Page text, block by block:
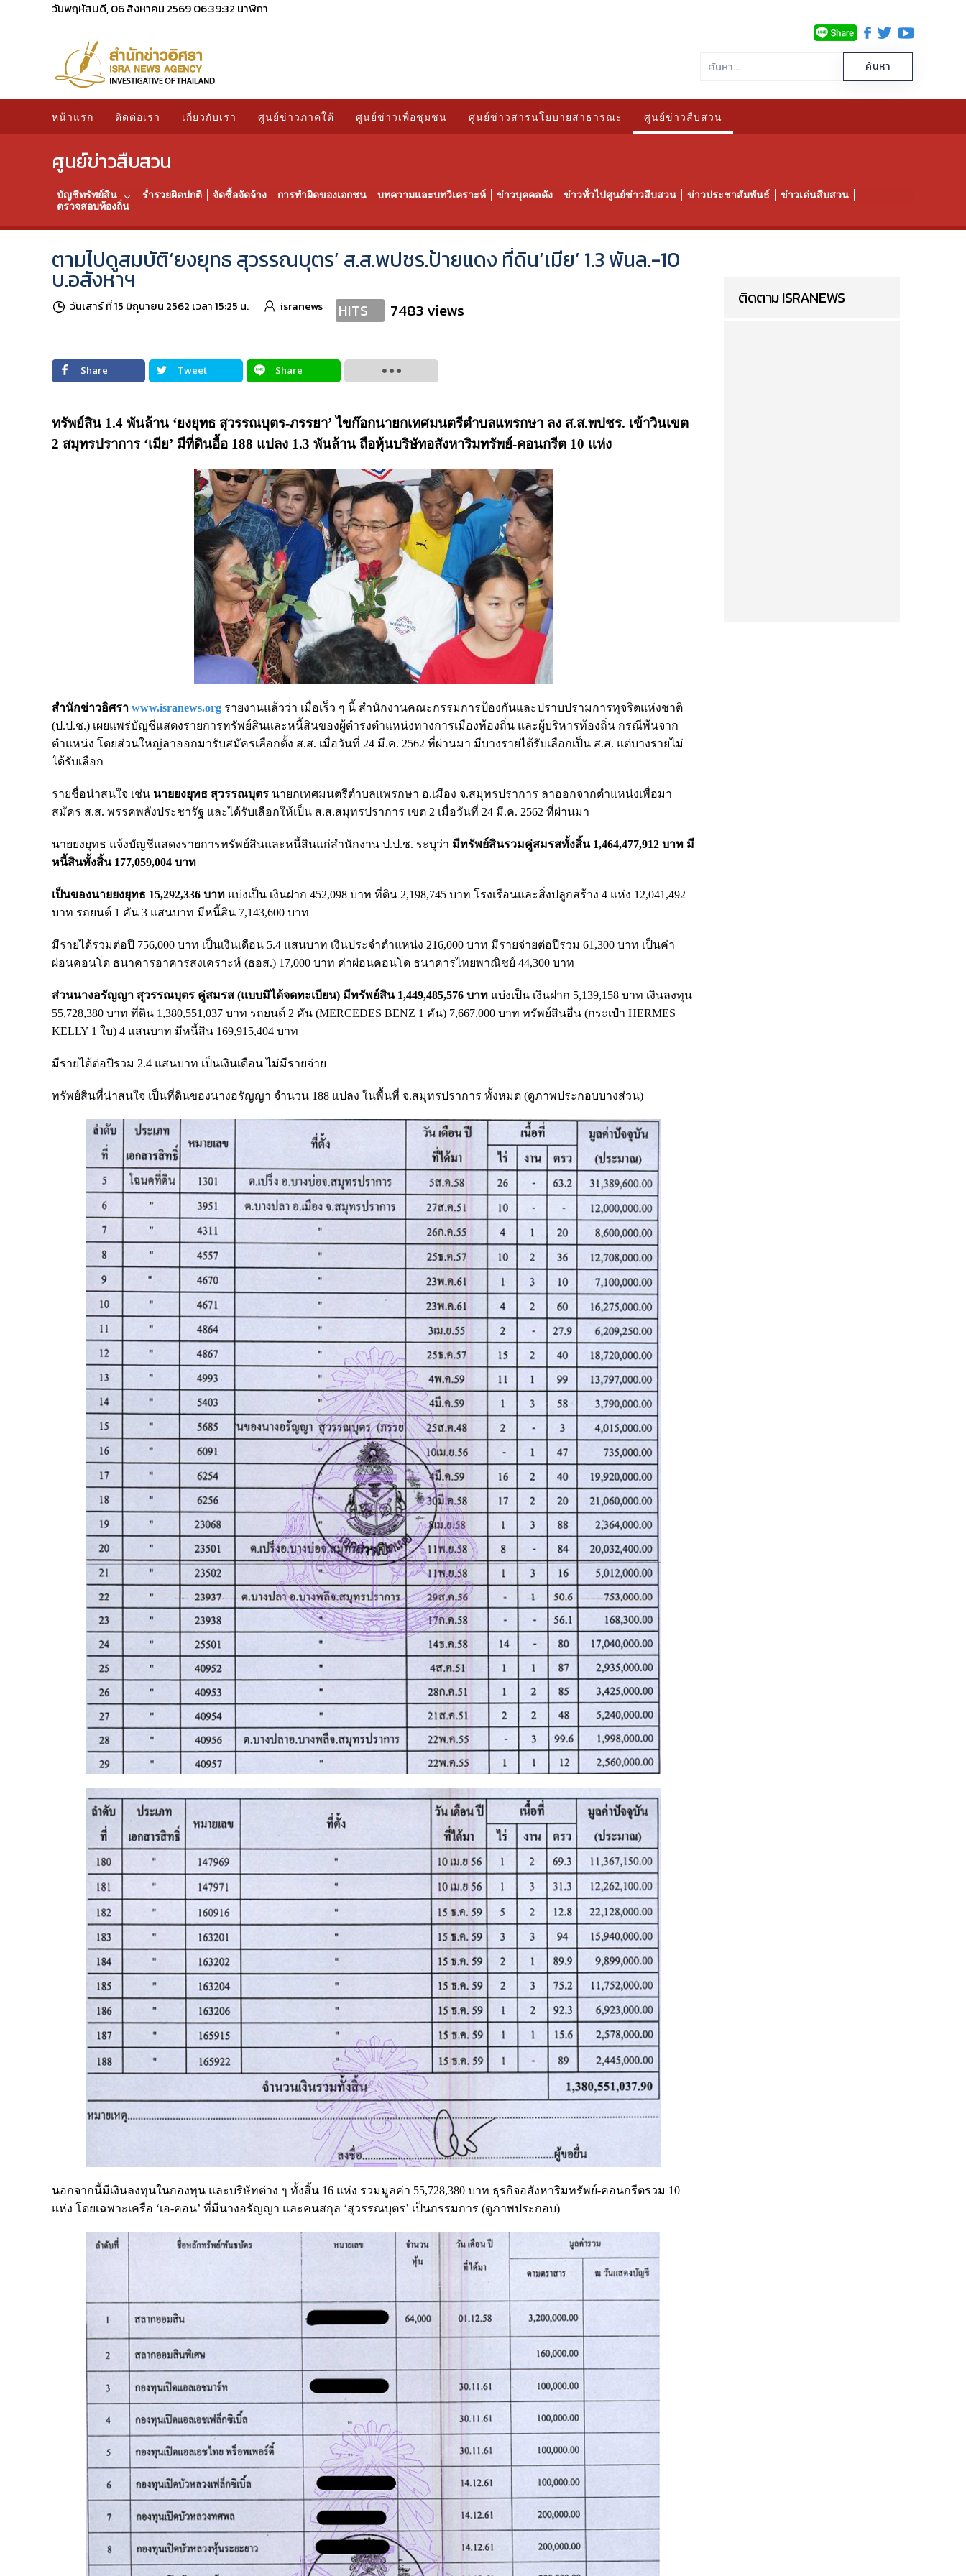
วันพฤหัสบดี, 06 สิงหาคม 256906:39:34 นาฬิกา
หน้าแรก ติดต่อเรา เกี่ยวกับเรา ศูนย์ข่าวภาคใต้ ศูนย์ข่าวเพื่อชุมชน ศูนย์ข่าวสารนโยบายสาธารณะ ศูนย์ข่าวสืบสวน
ศูนย์ข่าวสืบสวน
บัญชีทรัพย์สิน ร่ำรวยผิดปกติ จัดซื้อจัดจ้าง การทำผิดของเอกชน บทความและบทวิเคราะห์ ข่าวบุคคลดัง ข่าวทั่วไปศูนย์ข่าวสืบสวน ข่าวประชาสัมพันธ์
ข่าวเด่นสืบสวน
ตรวจสอบท้องถิ่น
ตามไปดูสมบัติ‘ยงยุทธ สุวรรณบุตร’ ส.ส.พปชร.ป้ายแดง ที่ดิน‘เมีย’ 1.3 พันล.-10
บ.อสังหาฯ
วันเสาร์ ที่ 15 มิถุนายน 2562 เวลา 15:25 น. isranews HITS 7483 views
Share Tweet Share
ทรัพย์สิน 1.4 พันล้าน ‘ยงยุทธ สุวรรณบุตร-ภรรยา’ ไขก๊อกนายกเทศมนตรีตำบลแพรกษา ลง ส.ส.พปชร. เข้าวินเขต
2 สมุทรปราการ ‘เมีย’ มีที่ดินอื้อ 188 แปลง 1.3 พันล้าน ถือหุ้นบริษัทอสังหาริมทรัพย์-คอนกรีต 10 แห่ง
สำนักข่าวอิศรา www.isranews.org รายงานแล้วว่า เมื่อเร็ว ๆ นี้ สำนักงานคณะกรรมการป้องกันและปราบปรามการทุจริตแห่งชาติ
(ป.ป.ช.) เผยแพร่บัญชีแสดงรายการทรัพย์สินและหนี้สินของผู้ดำรงตำแหน่งทางการเมืองท้องถิ่น และผู้บริหารท้องถิ่น กรณีพ้นจาก
ตำแหน่ง โดยส่วนใหญ่ลาออกมารับสมัครเลือกตั้ง ส.ส. เมื่อวันที่ 24 มี.ค. 2562 ที่ผ่านมา มีบางรายได้รับเลือกเป็น ส.ส. แต่บางรายไม่
ได้รับเลือก
รายชื่อน่าสนใจ เช่น นายยงยุทธ สุวรรณบุตร นายกเทศมนตรีตำบลแพรกษา อ.เมือง จ.สมุทรปราการ ลาออกจากตำแหน่งเพื่อมา
สมัคร ส.ส. พรรคพลังประชารัฐ และได้รับเลือกให้เป็น ส.ส.สมุทรปราการ เขต 2 เมื่อวันที่ 24 มี.ค. 2562 ที่ผ่านมา
นายยงยุทธ แจ้งบัญชีแสดงรายการทรัพย์สินและหนี้สินแก่สำนักงาน ป.ป.ช. ระบุว่า มีทรัพย์สินรวมคู่สมรสทั้งสิ้น 1,464,477,912 บาท มี
หนี้สินทั้งสิ้น 177,059,004 บาท
เป็นของนายยงยุทธ 15,292,336 บาท แบ่งเป็น เงินฝาก 452,098 บาท ที่ดิน 2,198,745 บาท โรงเรือนและสิ่งปลูกสร้าง 4 แห่ง 12,041,492
บาท รถยนต์ 1 คัน 3 แสนบาท มีหนี้สิน 7,143,600 บาท
มีรายได้รวมต่อปี 756,000 บาท เป็นเงินเดือน 5.4 แสนบาท เงินประจำตำแหน่ง 216,000 บาท มีรายจ่ายต่อปีรวม 61,300 บาท เป็นค่า
ผ่อนคอนโด ธนาคารอาคารสงเคราะห์ (ธอส.) 17,000 บาท ค่าผ่อนคอนโด ธนาคารไทยพาณิชย์ 44,300 บาท
ส่วนนางอรัญญา สุวรรณบุตร คู่สมรส (แบบมิได้จดทะเบียน) มีทรัพย์สิน 1,449,485,576 บาท แบ่งเป็น เงินฝาก 5,139,158 บาท เงินลงทุน
55,728,380 บาท ที่ดิน 1,380,551,037 บาท รถยนต์ 2 คัน (MERCEDES BENZ 1 คัน) 7,667,000 บาท ทรัพย์สินอื่น (กระเป๋า HERMES
KELLY 1 ใบ) 4 แสนบาท มีหนี้สิน 169,915,404 บาท
มีรายได้ต่อปีรวม 2.4 แสนบาท เป็นเงินเดือน ไม่มีรายจ่าย
ทรัพย์สินที่น่าสนใจ เป็นที่ดินของนางอรัญญา จำนวน 188 แปลง ในพื้นที่ จ.สมุทรปราการ ทั้งหมด (ดูภาพประกอบบางส่วน)
นอกจากนี้มีเงินลงทุนในกองทุน และบริษัทต่าง ๆ ทั้งสิ้น 16 แห่ง รวมมูลค่า 55,728,380 บาท ธุรกิจอสังหาริมทรัพย์-คอนกรีตรวม 10
แห่ง โดยเฉพาะเครือ ‘เอ-คอน’ ที่มีนางอรัญญา และคนสกุล ‘สุวรรณบุตร’ เป็นกรรมการ (ดูภาพประกอบ)
ติดตาม ISRANEWS